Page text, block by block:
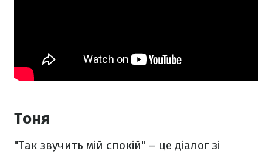
Тоня
"Так звучить мій спокій" – це діалог зі